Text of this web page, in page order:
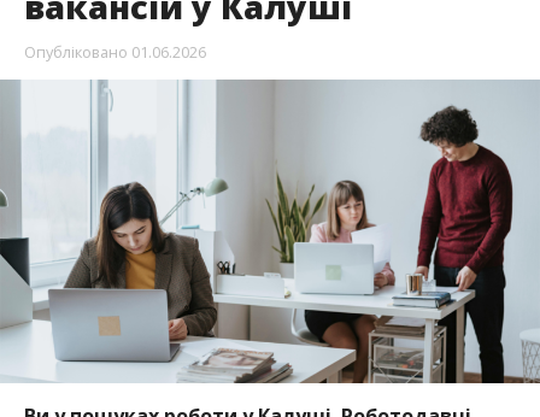
Опубліковано 01.06.2026